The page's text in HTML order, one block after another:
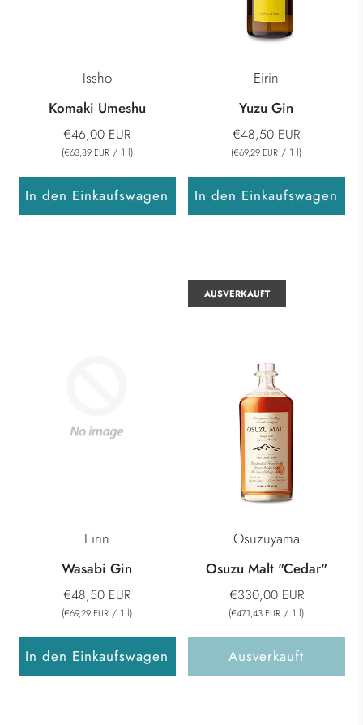
Issho
Komaki Umeshu
€46,00 EUR
(€63,89 EUR / 1 l)
In den Einkaufswagen
Eirin
Yuzu Gin
€48,50 EUR
(€69,29 EUR / 1 l)
In den Einkaufswagen
Eirin
Wasabi Gin
€48,50 EUR
(€69,29 EUR / 1 l)
In den Einkaufswagen
Osuzuyama
Osuzu Malt "Cedar"
€330,00 EUR
(€471,43 EUR / 1 l)
Ausverkauft
AUSVERKAUFT